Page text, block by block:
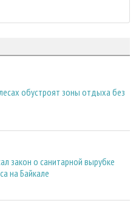
обустроят зоны отдыха без
закон о санитарной вырубке
на Байкале